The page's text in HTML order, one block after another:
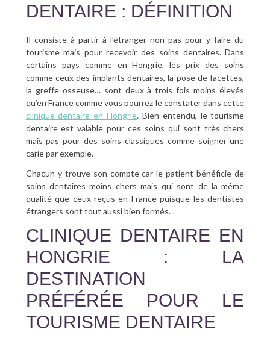
DENTAIRE : DÉFINITION
Il consiste à partir à l’étranger non pas pour y faire du
tourisme mais pour recevoir des soins dentaires. Dans
certains pays comme en Hongrie, les prix des soins
comme ceux des implants dentaires, la pose de facettes,
la greffe osseuse… sont deux à trois fois moins élevés
qu’en France comme vous pourrez le constater dans cette
clinique dentaire en Hongrie. Bien entendu, le tourisme
dentaire est valable pour ces soins qui sont très chers
mais pas pour des soins classiques comme soigner une
carie par exemple.
Chacun y trouve son compte car le patient bénéficie de
soins dentaires moins chers mais qui sont de la même
qualité que ceux reçus en France puisque les dentistes
étrangers sont tout aussi bien formés.
CLINIQUE DENTAIRE EN
HONGRIE : LA
DESTINATION
PRÉFÉRÉE POUR LE
TOURISME DENTAIRE